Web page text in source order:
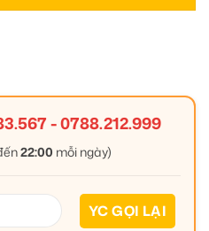
-0788.212.999
22:00 mỗi ngày)